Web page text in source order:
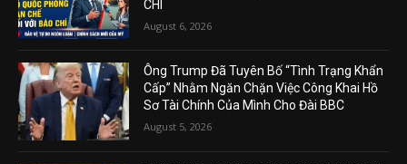
CHÍ
August 6, 2026
Ông Trump Đã Tuyên Bố “Tình Trạng Khẩn
Cấp” Nhằm Ngăn Chặn Việc Công Khai Hồ
Sơ Tài Chính Của Mình Cho Đài BBC
August 5, 2026